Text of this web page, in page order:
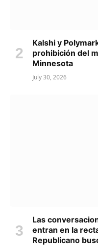
Kalshi y
prohibición del
Minnesota
July 30, 2026
Las
entran en la
Republicano